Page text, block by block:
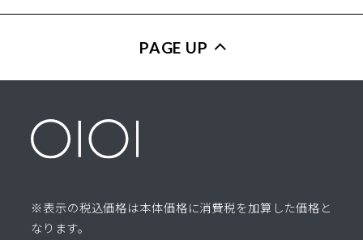
PAGE UP
※表示の税込価格は本体価格に消費税を加算した価格と
なります。